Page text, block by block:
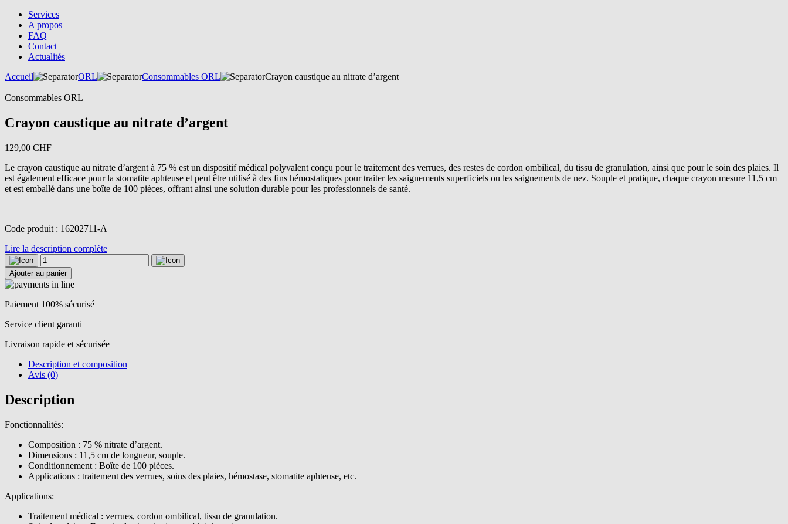
Services
A propos
FAQ
Contact
Actualités
Accueil
ORL Consommables ORL Crayon caustique au nitrate d’argent
Consommables ORL
Crayon caustique au nitrate d’argent
129,00 CHF
Le crayon caustique au nitrate d’argent à 75 % est un dispositif médical polyvalent conçu pour le traitement des verrues, des restes de cordon ombilical, du tissu de granulation, ainsi que pour le soin des plaies. Il
est également efficace pour la stomatite aphteuse et peut être utilisé à des fins hémostatiques pour traiter les saignements superficiels ou les saignements de nez. Souple et pratique, chaque crayon mesure 11,5 cm
et est emballé dans une boîte de 100 pièces, offrant ainsi une solution durable pour les professionnels de santé.
Code produit : 16202711-A
Lire la description complète
quantité
de
Crayon
caustique
au
d'argent
Ajouter au panier
Paiement 100% sécurisé
Service client garanti
Livraison rapide et sécurisée
Description et composition
Avis (0)
Description
Fonctionnalités:
Composition : 75 % nitrate d’argent.
Dimensions : 11,5 cm de longueur, souple.
Conditionnement : Boîte de 100 pièces.
Applications : traitement des verrues, soins des plaies, hémostase, stomatite aphteuse, etc.
Applications:
Traitement médical : verrues, cordon ombilical, tissu de granulation.